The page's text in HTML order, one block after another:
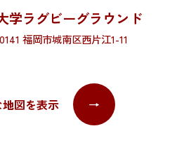
学ラグビーグラウンド
福岡市城南区西片江1-11
図を表示 →